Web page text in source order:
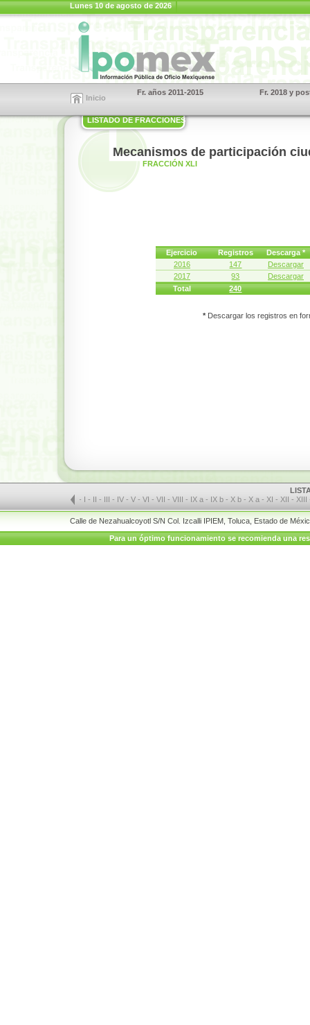
Lunes 10 de agosto de 2026
Inicio
Fr. años 2011-2015 Fr. 2018 y
LISTADO DE FRACCIONES
Mecanismos de participación
FRACCIÓN XLI
Ejercicio Registros
Descarga *
2016
147
Descargar
2017
93
Descargar
Total
240
* Descargar los registros en
- I- II- III- IV-V-VI-VII-VIII- IX a - IX b - X b - X a - XI- XII- XIII
Calle de Nezahualcoyotl S/N Col. Izcalli IPIEM, Toluca, Estado de
Para un óptimo funcionamiento se recomienda una